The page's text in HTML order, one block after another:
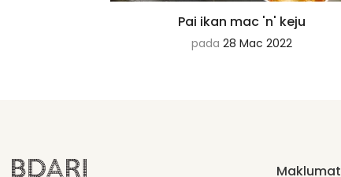
Pai ikan mac 'n' keju
pada 28 Mac 2022
Maklumat